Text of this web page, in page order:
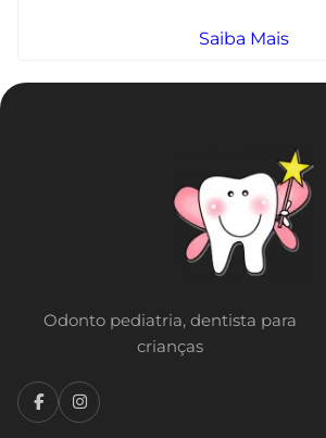
Saiba Mais
Odonto pediatria, dentista para
crianças